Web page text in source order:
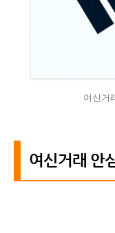
여신거
여신거래 안